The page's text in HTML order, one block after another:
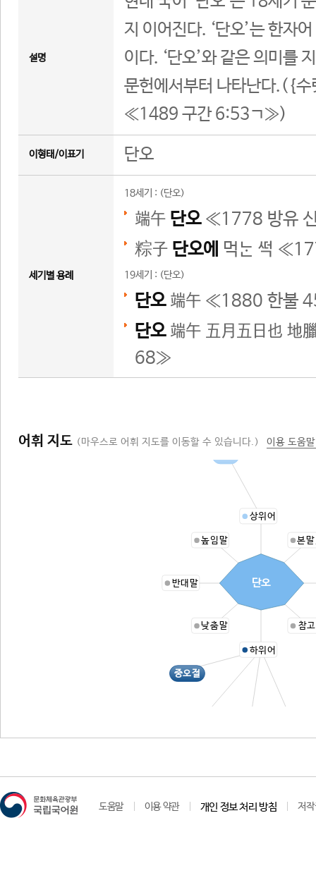
설명
지 이어진다. ‘단오’는 한자
이다. ‘단오’와 같은 의미를
문헌에서부터 나타난다.({
≪1489 구간 6:53ㄱ≫)
이형태/이표기 단오
세기별 용례
18세기 : (단오)
端午 단오≪1778 방유
粽子 단오에 먹  ≪
19세기 : (단오)
단오端午 ≪1880 한불
단오端午 五月五日也 地
68≫
어휘 지도 (마우스로 어휘 지도를 이동할 수 있습니다.) 이용 도움
상위어
본
참
중오절
하위어
낮춤말
반대말
높임말
단오
도움말 이용 약관 개인 정보 처리 방침 저